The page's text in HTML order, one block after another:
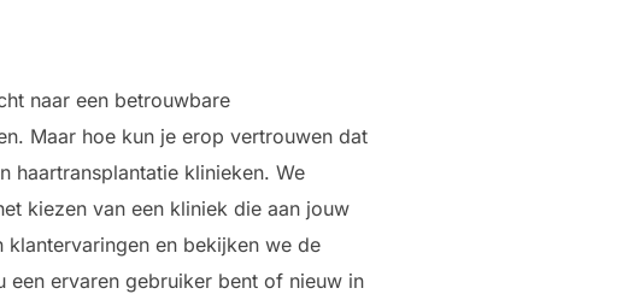
naar een betrouwbare
Maar hoe kun je erop vertrouwen dat
haartransplantatie klinieken. We
kiezen van een kliniek die aan jouw
en bekijken we de
ervaren gebruiker bent of nieuw in